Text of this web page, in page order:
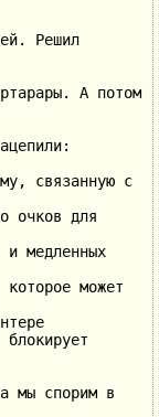
Решил
А потом
связанную с
очков для
медленных
может
мы спорим в